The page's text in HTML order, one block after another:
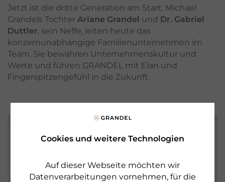
Cookies und weitere Technologien
Auf dieser Webseite möchten wir
Datenverarbeitungen vornehmen, für die
Jetzt ist die dritte Generation am Start. Michael
Grandels Tochter Ariane Grandel und Dr. Gabriel
Duttler, sein Neffe, leiten heute das
konzernunabhängige Familienunternehmen im
Team. Sie bewahren Unternehmenskultur und
Werte und führen GRANDEL mit Elan und
Fingerspitzengefühl in die Zukunft.